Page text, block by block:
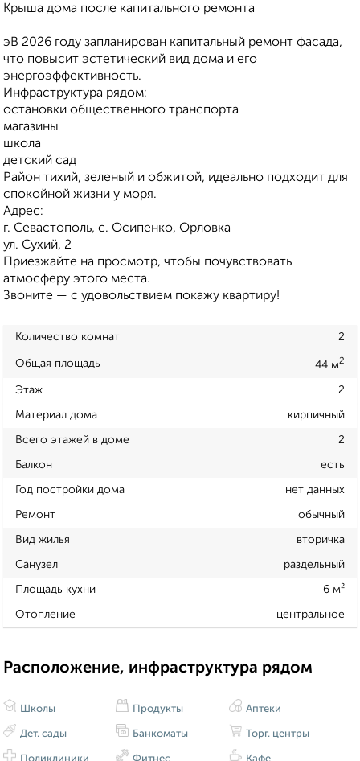
Крыша дома после капитального ремонта
эВ 2026 году запланирован капитальный ремонт фасада,
что повысит эстетический вид дома и его
энергоэффективность.
Инфраструктура рядом:
остановки общественного транспорта
магазины
школа
детский сад
Район тихий, зеленый и обжитой, идеально подходит для
спокойной жизни у моря.
Адрес:
г. Севастополь, с. Осипенко, Орловка
ул. Сухий, 2
Приезжайте на просмотр, чтобы почувствовать
атмосферу этого места.
Звоните — с удовольствием покажу квартиру!
Количество комнат 2
Общая площадь 44 м2
Этаж 2
Материал дома кирпичный
Всего этажей в доме 2
Балкон есть
Год постройки дома нет данных
Ремонт обычный
Вид жилья вторичка
Санузел раздельный
Площадь кухни 6 м²
Отопление центральное
Расположение, инфраструктура рядом
Школы
Дет. сады
Продукты
Банкоматы
Аптеки
Торг. центры